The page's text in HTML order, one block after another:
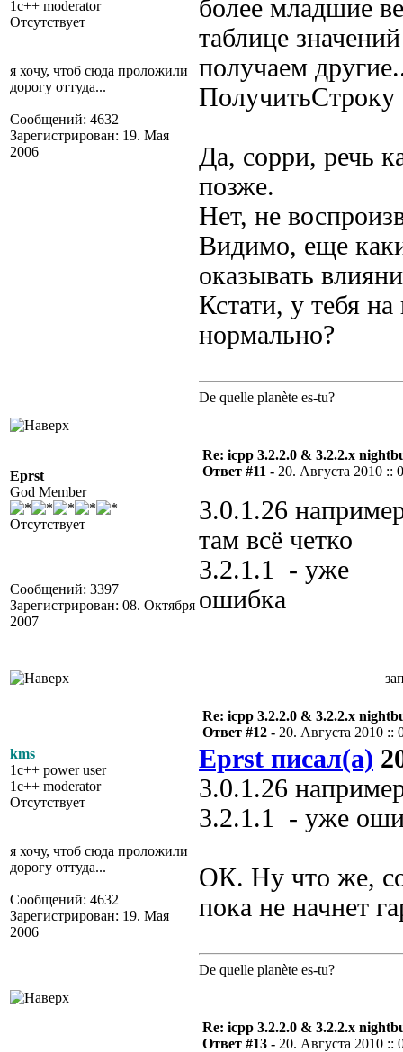
1c++ moderator
Отсутствует
я хочу, чтоб сюда проложили
дорогу оттуда...
Сообщений: 4632
Зарегистрирован: 19. Мая
2006
более младшие
таблице
получаем
Да, сорри, речь
позже.
Нет, не
Видимо, еще
оказывать
Кстати, у тебя
нормально?
De quelle planète es-tu?
Eprst
God Member
Отсутствует
Сообщений: 3397
Зарегистрирован: 08. Октября
2007
Re: icpp 3.2.2.0 & 3.2.2.x
Ответ #11 - 20. Августа 2010 ::
3.0.1.26
там всё четко
3.2.1.1 - уже
ошибка
kms
1c++ power user
1c++ moderator
Отсутствует
я хочу, чтоб сюда проложили
дорогу оттуда...
Сообщений: 4632
Зарегистрирован: 19. Мая
2006
Re: icpp 3.2.2.0 & 3.2.2.x
Ответ #12 - 20. Августа 2010 ::
Eprst писал(а)
3.0.1.26
3.2.1.1 - уже
ОК. Ну что же,
пока не начнет
De quelle planète es-tu?
Re: icpp 3.2.2.0 & 3.2.2.x
Ответ #13 - 20. Августа 2010 ::